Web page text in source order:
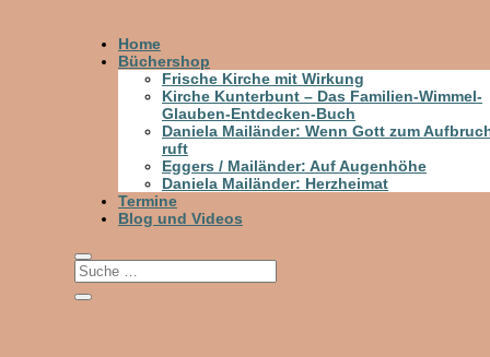
Home
Büchershop
Frische Kirche mit Wirkung
Kirche Kunterbunt – Das Familien-Wimmel-
Glauben-Entdecken-Buch
Daniela Mailänder: Wenn Gott zum
ruft
Eggers / Mailänder: Auf Augenhöhe
Daniela Mailänder: Herzheimat
Termine
Blog und Videos